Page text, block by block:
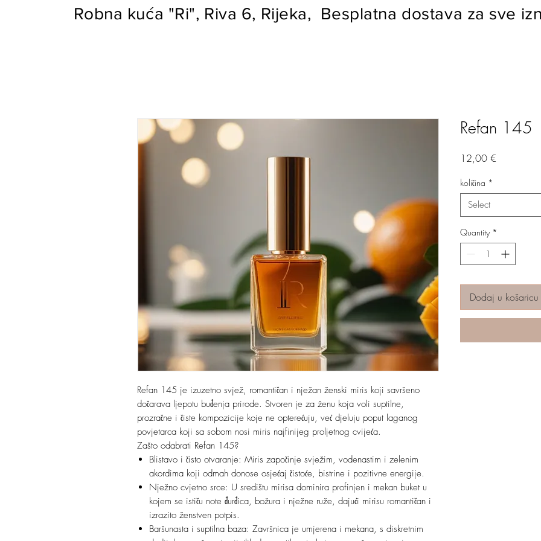
Robna kuća "Ri", Riva 6, Rijeka, Besplatna dostava za sve
Refan 145 je izuzetno svjež, romantičan i nježan ženski miris koji savršeno
dočarava ljepotu buđenja prirode. Stvoren je za ženu koja voli suptilne,
prozračne i čiste kompozicije koje ne opterećuju, već djeluju poput laganog
povjetarca koji sa sobom nosi miris najfinijeg proljetnog cvijeća.
Zašto odabrati Refan 145?
Blistavo i čisto otvaranje: Miris započinje svježim, vodenastim i zelenim
akordima koji odmah donose osjećaj čistoće, bistrine i pozitivne energije.
Nježno cvjetno srce: U središtu mirisa dominira profinjen i mekan buket u
kojem se ističu note đurđica, božura i nježne ruže, dajući mirisu romantičan i
izrazito ženstven potpis.
Baršunasta i suptilna baza: Završnica je umjerena i mekana, s diskretnim
Refan 145
12,00 €
količina *
Select
Quantity *
Dodaj u košaricu